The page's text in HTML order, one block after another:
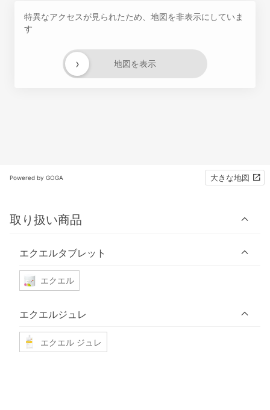
特異なアクセスが見られたため、地図を非表示にしていま
す
地図を表示
›
Powered by GOGA 大きな地図
取り扱い商品
エクエルタブレット
エクエル
エクエルジュレ
エクエル ジュレ